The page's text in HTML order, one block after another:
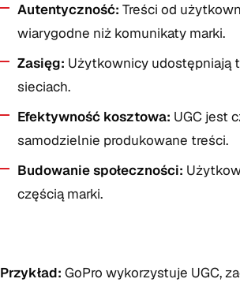
Autentyczność: Treści od
wiarygodne niż komunikaty marki.
Zasięg: Użytkownicy udostępniają
sieciach.
Efektywność kosztowa: UGC jest
samodzielnie produkowane treści.
Budowanie społeczności:
częścią marki.
Przykład: GoPro wykorzystuje UGC,